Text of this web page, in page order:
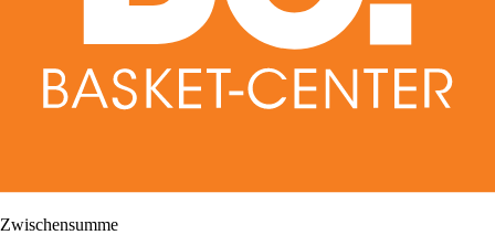
Zwischensumme